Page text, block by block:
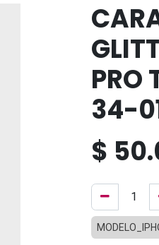
PRO
34-
$